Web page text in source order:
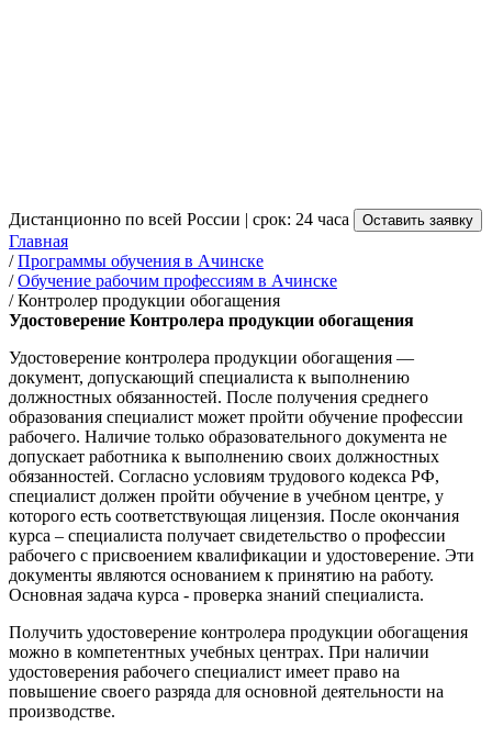
Дистанционно по всей России | срок: 24 часа Оставить заявку
Главная
/Программы обучения в Ачинске
/Обучение рабочим профессиям в Ачинске
/Контролер продукции обогащения
Удостоверение Контролера продукции обогащения
Удостоверение контролера продукции обогащения —
документ, допускающий специалиста к выполнению
должностных обязанностей. После получения среднего
образования специалист может пройти обучение профессии
рабочего. Наличие только образовательного документа не
допускает работника к выполнению своих должностных
обязанностей. Согласно условиям трудового кодекса РФ,
специалист должен пройти обучение в учебном центре, у
которого есть соответствующая лицензия. После окончания
курса – специалиста получает свидетельство о профессии
рабочего с присвоением квалификации и удостоверение. Эти
документы являются основанием к принятию на работу.
Основная задача курса - проверка знаний специалиста.
Получить удостоверение контролера продукции обогащения
можно в компетентных учебных центрах. При наличии
удостоверения рабочего специалист имеет право на
повышение своего разряда для основной деятельности на
производстве.